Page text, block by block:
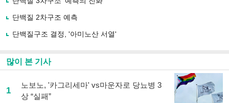
단백질 2차구조 예측
단백질구조 결정, '아미노산 서열'
많이 본 기사
1
노보노, '카그리세마' vs마운자로 당뇨병 3
상 “실패”